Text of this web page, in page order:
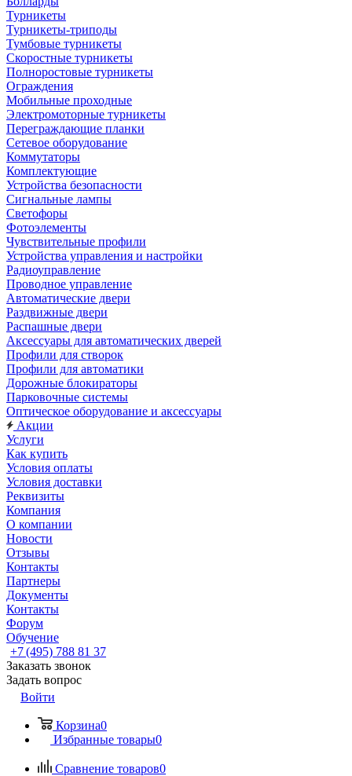
Турникеты
Турникеты-триподы
Тумбовые турникеты
Скоростные турникеты
Полноростовые турникеты
Ограждения
Мобильные проходные
Электромоторные турникеты
Переграждающие планки
Сетевое оборудование
Коммутаторы
Комплектующие
Устройства безопасности
Сигнальные лампы
Светофоры
Фотоэлементы
Чувствительные профили
Устройства управления и настройки
Радиоуправление
Проводное управление
Автоматические двери
Раздвижные двери
Распашные двери
Аксессуары для автоматических дверей
Профили для створок
Профили для автоматики
Дорожные блокираторы
Парковочные системы
Оптическое оборудование и аксессуары
Акции
Услуги
Как купить
Условия оплаты
Условия доставки
Реквизиты
Компания
О компании
Новости
Отзывы
Контакты
Партнеры
Документы
Контакты
Форум
Обучение
+7 (495) 788 81 37
Заказать звонок
Задать вопрос
Войти
Корзина0
Избранные товары0
Сравнение товаров0